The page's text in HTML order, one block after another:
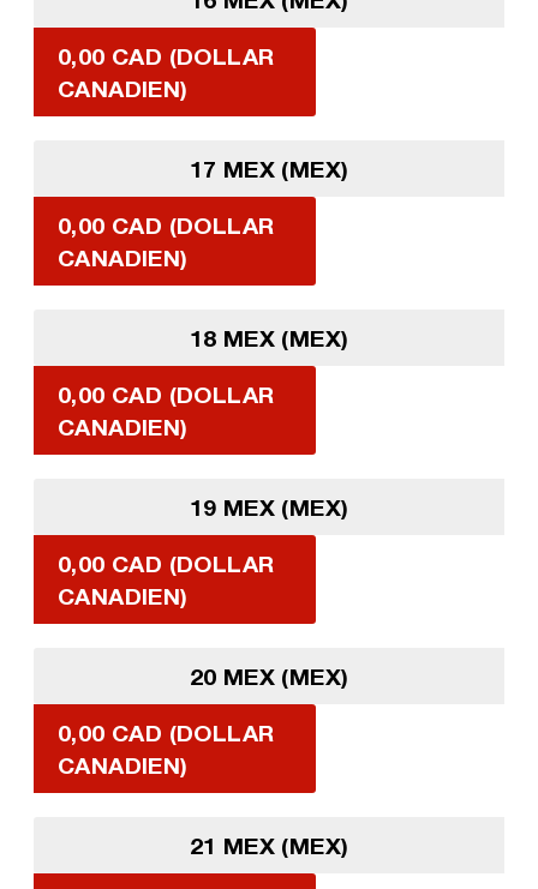
0,00 CAD (DOLLAR
CANADIEN)
17 MEX (MEX)
0,00 CAD (DOLLAR
CANADIEN)
18 MEX (MEX)
0,00 CAD (DOLLAR
CANADIEN)
19 MEX (MEX)
0,00 CAD (DOLLAR
CANADIEN)
20 MEX (MEX)
0,00 CAD (DOLLAR
CANADIEN)
21 MEX (MEX)